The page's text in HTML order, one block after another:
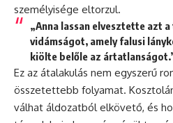
személyisége eltorzul.
„Anna lassan elvesztette azt
vidámságot, amely falusi
kiölte belőle az
Ez az átalakulás nem egyszerű
összetettebb folyamat.
válhat áldozatból elkövető, és